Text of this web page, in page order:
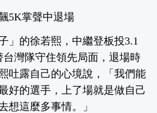
5K掌聲中退場
」的徐若熙，中繼登板投3.1
台灣隊守住領先局面，退場時
吐露自己的心境說，「我們能
好的選手，上了場就是做自己
想這麼多事情。」